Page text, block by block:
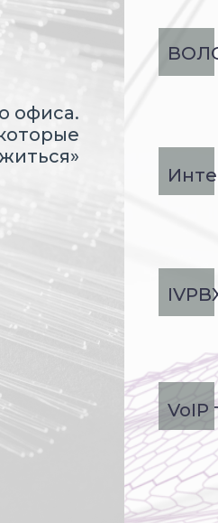
офиса.
VoIP